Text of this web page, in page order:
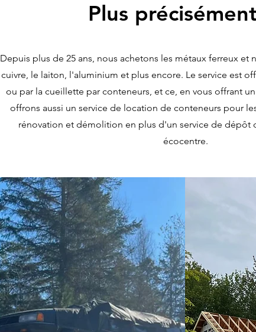
Plus
Depuis plus de 25 ans, nous achetons les métaux ferreux et
cuivre, le laiton, l'aluminium et plus encore. Le service est
ou par la cueillette par conteneurs, et ce, en vous offrant
offrons aussi un service de location de conteneurs pour
rénovation et démolition en plus d'un service de dépôt
écocentre.